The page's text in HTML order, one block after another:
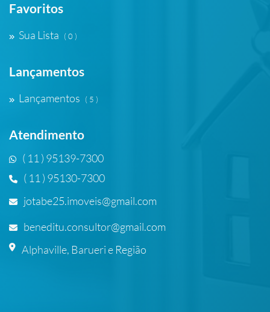
Favoritos
Sua Lista ( 0 )
Lançamentos
Lançamentos ( 5 )
Atendimento
( 11 ) 95139-7300
( 11 ) 95130-7300
jotabe25.imoveis@gmail.com
beneditu.consultor@gmail.com
Alphaville, Barueri e Região